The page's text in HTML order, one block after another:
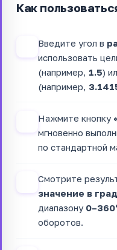
Как
Введите угол в
использовать
(например, 1.5)
(например,
Нажмите кнопку
мгновенно
по стандартной
Смотрите
значение в
диапазону
оборотов.